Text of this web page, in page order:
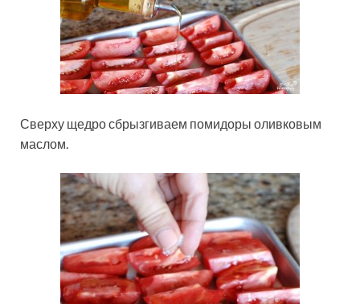
Сверху щедро сбрызгиваем помидоры оливковым
маслом.